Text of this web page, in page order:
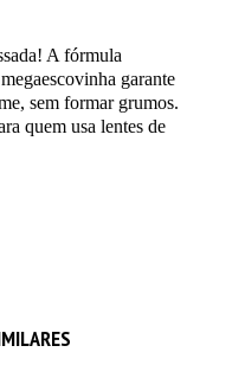
A fórmula
garante
sem formar grumos.
quem usa lentes de